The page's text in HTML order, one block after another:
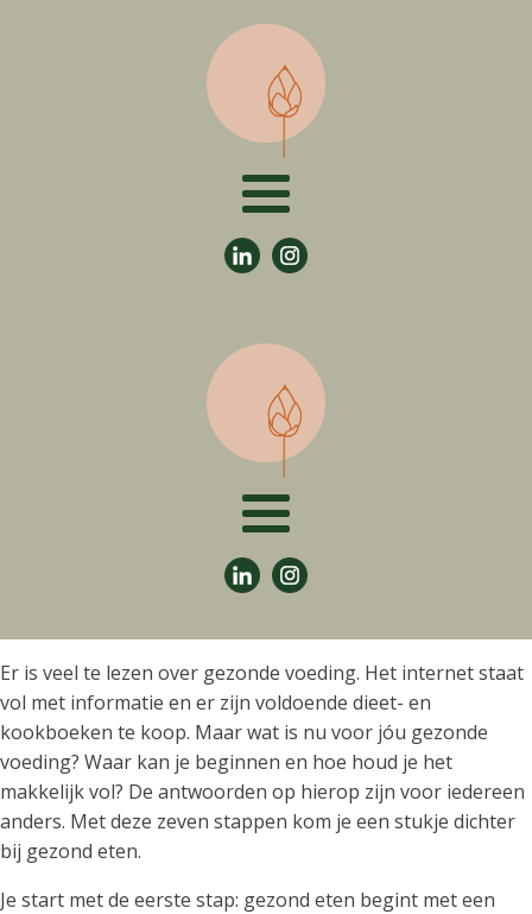
Er is veel te lezen over gezonde voeding. Het internet staat
vol met informatie en er zijn voldoende dieet- en
kookboeken te koop. Maar wat is nu voor jóu gezonde
voeding? Waar kan je beginnen en hoe houd je het
makkelijk vol? De antwoorden op hierop zijn voor iedereen
anders. Met deze zeven stappen kom je een stukje dichter
bij gezond eten.
Je start met de eerste stap: gezond eten begint met een